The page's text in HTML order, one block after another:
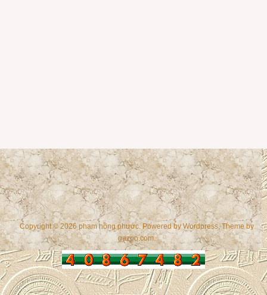
Copyright © 2026 phạm hồng phước. Powered byWordpress , Theme by
gazpo.com.